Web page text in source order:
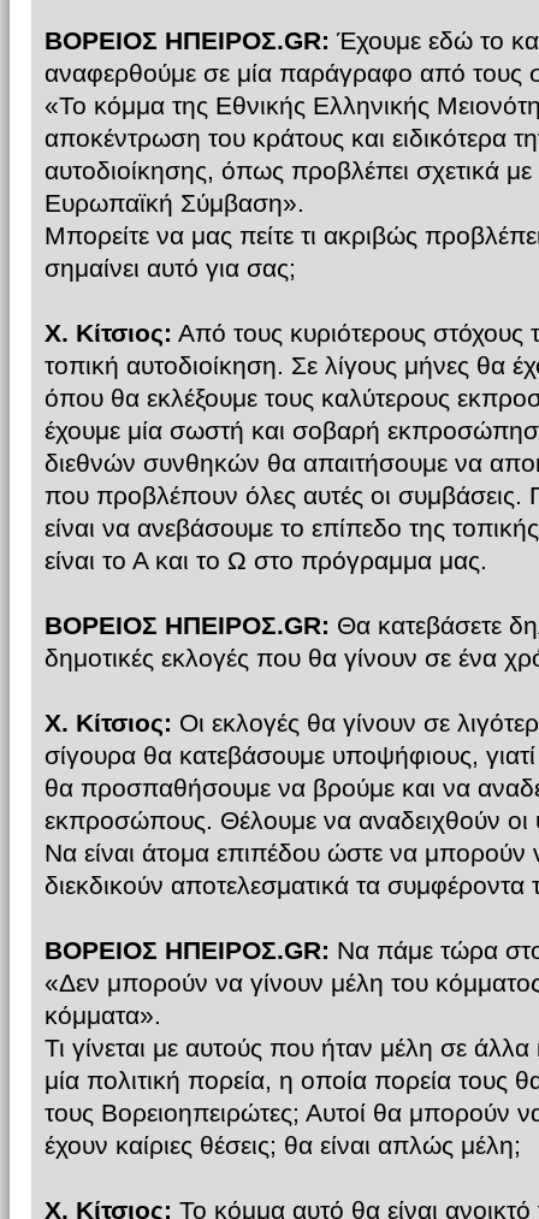
ΒΟΡΕΙΟΣ ΗΠΕΙΡΟΣ.GR: Έχουμε εδώ το
αναφερθούμε σε μία παράγραφο από τους
«Το κόμμα της Εθνικής Ελληνικής
αποκέντρωση του κράτους και ειδικότερα
αυτοδιοίκησης, όπως προβλέπει σχετικά
Ευρωπαϊκή Σύμβαση».
Μπορείτε να μας πείτε τι ακριβώς
σημαίνει αυτό για σας;
Χ. Κίτσιος: Από τους κυριότερους στόχους
τοπική αυτοδιοίκηση. Σε λίγους μήνες θα
όπου θα εκλέξουμε τους καλύτερους
έχουμε μία σωστή και σοβαρή
διεθνών συνθηκών θα απαιτήσουμε να
που προβλέπουν όλες αυτές οι
είναι να ανεβάσουμε το επίπεδο της
είναι το Α και το Ω στο πρόγραμμα μας.
ΒΟΡΕΙΟΣ ΗΠΕΙΡΟΣ.GR: Θα κατεβάσετε
δημοτικές εκλογές που θα γίνουν σε ένα
Χ. Κίτσιος: Οι εκλογές θα γίνουν σε
σίγουρα θα κατεβάσουμε υποψήφιους,
θα προσπαθήσουμε να βρούμε και να
εκπροσώπους. Θέλουμε να αναδειχθούν
Να είναι άτομα επιπέδου ώστε να
διεκδικούν αποτελεσματικά τα
ΒΟΡΕΙΟΣ ΗΠΕΙΡΟΣ.GR: Να πάμε τώρα
«Δεν μπορούν να γίνουν μέλη του
κόμματα».
Τι γίνεται με αυτούς που ήταν μέλη σε άλλα
μία πολιτική πορεία, η οποία πορεία τους
τους Βορειοηπειρώτες; Αυτοί θα μπορούν
έχουν καίριες θέσεις; θα είναι απλώς μέλη;
Χ. Κίτσιος: Το κόμμα αυτό θα είναι